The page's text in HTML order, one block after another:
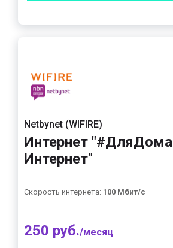
Netbynet (WIFIRE)
Интернет "#ДляДома
Интернет"
Скорость интернета: 100 Мбит/с
250 руб./месяц